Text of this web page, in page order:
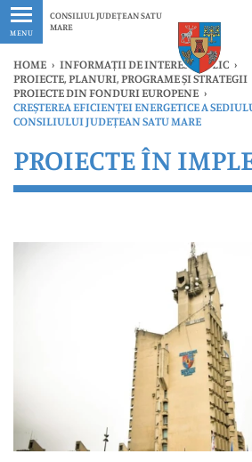
MENU
CONSILIUL JUDEȚEAN SATU
MARE
Ultimele
HOME › INFORMAȚII DE INTERES PUBLIC ›
PROIECTE, PLANURI, PROGRAME ȘI STRATEGII
PROIECTE DIN FONDURI EUROPENE ›
CREȘTEREA EFICIENȚEI ENERGETICE A
CONSILIULUI JUDEȚEAN SATU MARE
PROIECTE ÎN